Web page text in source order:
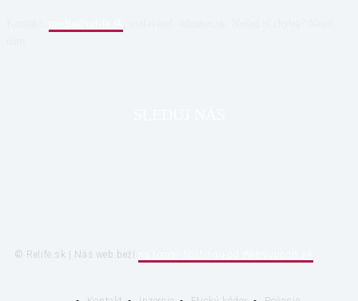
© Relife.sk | Náš web beží